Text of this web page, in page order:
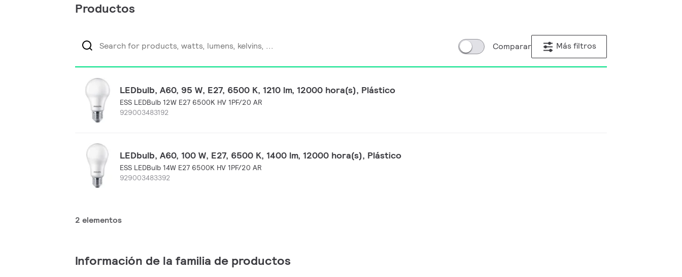
Productos
Comparar Más filtros
LEDbulb, A60, 95 W, E27, 6500 K, 1210 lm, 12000 hora(s), Plástico
ESS LEDBulb 12W E27 6500K HV 1PF/20 AR
929003483192
LEDbulb, A60, 100 W, E27, 6500 K, 1400 lm, 12000 hora(s), Plástico
ESS LEDBulb 14W E27 6500K HV 1PF/20 AR
929003483392
2 elementos
Información de la familia de productos